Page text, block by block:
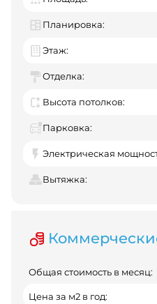
Планировка:
Этаж:
Отделка:
Высота потолков:
Парковка:
Электрическая
Вытяжка:
Общая стоимость в месяц:
Цена за м2 в год: